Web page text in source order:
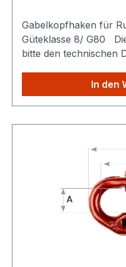
Gabelkopfhaken für
Güteklasse 8/ G80
bitte den
unserem Shop
die höheren
In den